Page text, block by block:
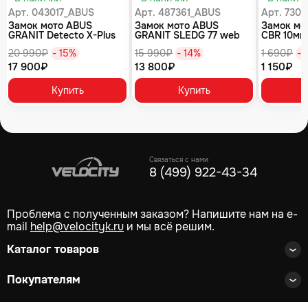
Арт. 043017_ABUS
Замок мото ABUS
GRANIT Detecto X-Plus
оранжевый
20 990₽ - 15%
17 900₽
Купить
Арт. 487361_ABUS
Замок мото ABUS
GRANIT SLEDG 77 web
15 990₽ - 14%
13 800₽
Купить
Арт.
Замок
CBR
1 690₽ -
1 150₽
Связаться с нами
8 (499) 922-43-34
Проблема с полученным заказом? Напишите нам на e-
mail help@velocityk.ru и мы всё решим.
Каталог товаров
Покупателям